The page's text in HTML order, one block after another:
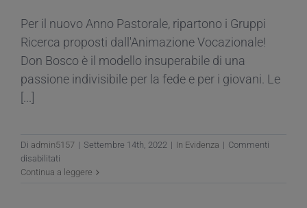
Per il nuovo Anno Pastorale, ripartono i Gruppi
Ricerca proposti dall'Animazione Vocazionale!
Don Bosco è il modello insuperabile di una
passione indivisibile per la fede e per i giovani. Le
[...]
Di admin5157 | Settembre 14th, 2022 | In Evidenza | Commenti
disabilitati
Animazione
Continua a leggere